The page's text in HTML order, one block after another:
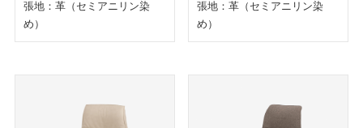
張地：革（セミアニリン染
め）
張地：革（セミアニリン染
め）